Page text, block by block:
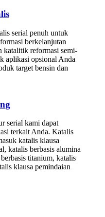
serial penuh untuk
berkelanjutan
katalitik reformasi semi-
aplikasi opsional Anda
target bensin dan
serial kami dapat
terkait Anda. Katalis
katalis klausa
katalis berbasis alumina
titanium, katalis
klausa pemindaian